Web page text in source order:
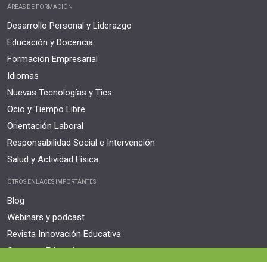
ÁREAS DE FORMACIÓN
Desarrollo Personal y Liderazgo
Educación y Docencia
Formación Empresarial
Idiomas
Nuevas Tecnologías y Tics
Ocio y Tiempo Libre
Orientación Laboral
Responsabilidad Social e Intervención
Salud y Actividad Física
OTROS ENLACES IMPORTANTES
Blog
Webinars y podcast
Revista Innovación Educativa
Contexto Educativo